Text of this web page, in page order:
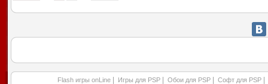
Flash игры onLine Игры для PSP Обои для PSP Софт для PSP